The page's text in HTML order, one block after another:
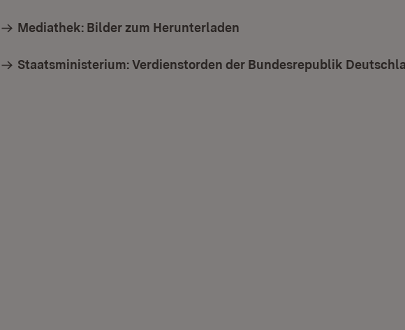
Mediathek: Bilder zum Herunterladen
Staatsministerium: Verdienstorden der Bundesrepublik